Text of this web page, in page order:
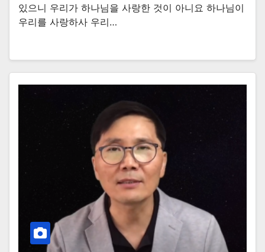
있으니 우리가 하나님을 사랑한 것이 아니요 하나님이
우리를 사랑하사 우리…